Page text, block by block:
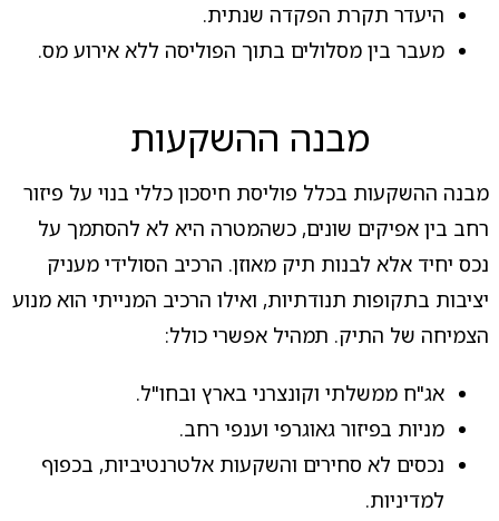
היעדר תקרת הפקדה שנתית.
מעבר בין מסלולים בתוך הפוליסה ללא אירוע מס.
מבנה ההשקעות
מבנה ההשקעות בכלל פוליסת חיסכון כללי בנוי על פיזור
רחב בין אפיקים שונים, כשהמטרה היא לא להסתמך על
נכס יחיד אלא לבנות תיק מאוזן. הרכיב הסולידי מעניק
יציבות בתקופות תנודתיות, ואילו הרכיב המנייתי הוא מנוע
הצמיחה של התיק. תמהיל אפשרי כולל:
אג"ח ממשלתי וקונצרני בארץ ובחו"ל.
מניות בפיזור גאוגרפי וענפי רחב.
נכסים לא סחירים והשקעות אלטרנטיביות, בכפוף
למדיניות.